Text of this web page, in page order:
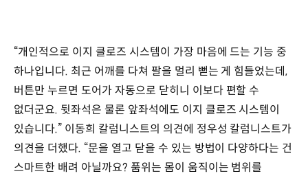
“개인적으로 이지 클로즈 시스템이 가장 마음에 드는 기능 중
하나입니다. 최근 어깨를 다쳐 팔을 멀리 뻗는 게 힘들었는데,
버튼만 누르면 도어가 자동으로 닫히니 이보다 편할 수
없더군요. 뒷좌석은 물론 앞좌석에도 이지 클로즈 시스템이
있습니다.” 이동희 칼럼니스트의 의견에 정우성 칼럼니스트가
의견을 더했다. “문을 열고 닫을 수 있는 방법이 다양하다는 건
스마트한 배려 아닐까요? 품위는 몸이 움직이는 범위를